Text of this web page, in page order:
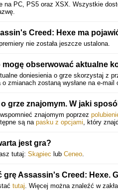
na PC, PS5 oraz XSX. Wszystkie
Creed: Hexe ma
nie została jeszcze ustalona.
obserwować aktualne
doniesienia o grze skorzystaj z
o zmianach zostaną wysłane na e-
grze znajomym. W jaki
znajomym poprzez
są napasku z opcjami, który
jest gra?
tutaj: Skąpiec lub Ceneo.
grę Assassin's Creed: Hexe.
tutaj. Więcej można znaleźć w